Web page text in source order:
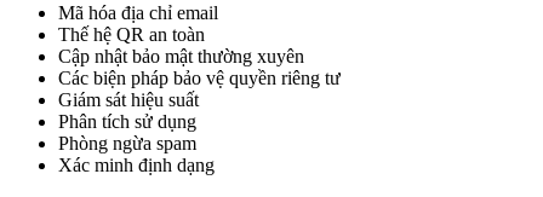
Mã hóa địa chỉ email
Thế hệ QR an toàn
Cập nhật bảo mật thường xuyên
Các biện pháp bảo vệ quyền riêng tư
Giám sát hiệu suất
Phân tích sử dụng
Phòng ngừa spam
Xác minh định dạng